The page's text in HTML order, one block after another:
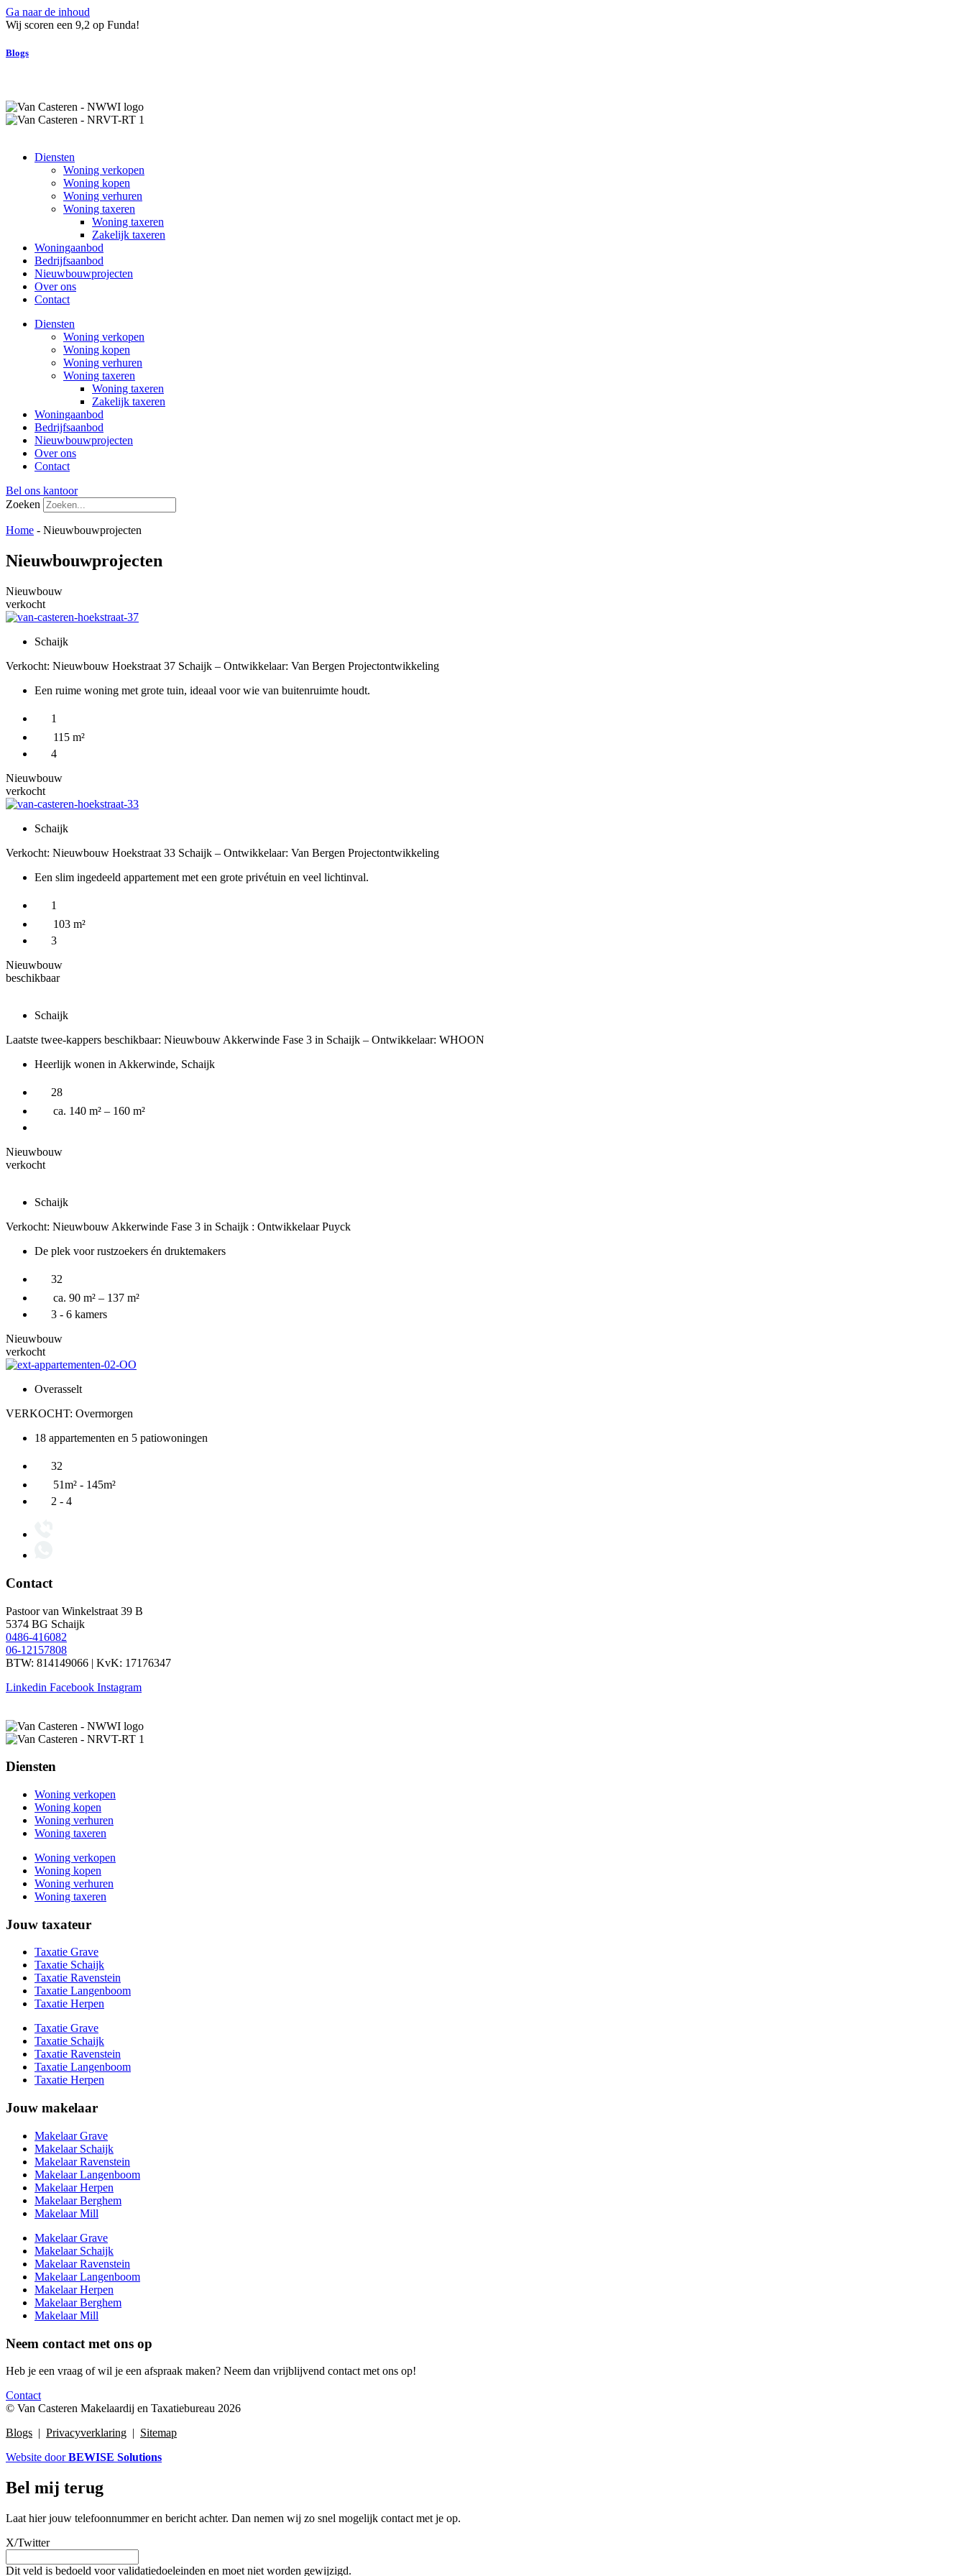
Ga naar de inhoud
Wij scoren een 9,2 op Funda!
Blogs
Diensten
Woning verkopen
Woning kopen
Woning verhuren
Woning taxeren
Woning taxeren
Zakelijk taxeren
Woningaanbod
Bedrijfsaanbod
Nieuwbouwprojecten
Over ons
Contact
Diensten
Woning verkopen
Woning kopen
Woning verhuren
Woning taxeren
Woning taxeren
Zakelijk taxeren
Woningaanbod
Bedrijfsaanbod
Nieuwbouwprojecten
Over ons
Contact
Bel ons kantoor
Zoeken
Home - Nieuwbouwprojecten
Nieuwbouwprojecten
Nieuwbouw
verkocht
Schaijk
Verkocht: Nieuwbouw Hoekstraat 37 Schaijk – Ontwikkelaar: Van Bergen Projectontwikkeling
Een ruime woning met grote tuin, ideaal voor wie van buitenruimte houdt.
1
115 m²
4
Nieuwbouw
verkocht
Schaijk
Verkocht: Nieuwbouw Hoekstraat 33 Schaijk – Ontwikkelaar: Van Bergen Projectontwikkeling
Een slim ingedeeld appartement met een grote privétuin en veel lichtinval.
1
103 m²
3
Nieuwbouw
beschikbaar
Schaijk
Laatste twee-kappers beschikbaar: Nieuwbouw Akkerwinde Fase 3 in Schaijk – Ontwikkelaar: WHOON
Heerlijk wonen in Akkerwinde, Schaijk
28
ca. 140 m² – 160 m²
Nieuwbouw
verkocht
Schaijk
Verkocht: Nieuwbouw Akkerwinde Fase 3 in Schaijk : Ontwikkelaar Puyck
De plek voor rustzoekers én druktemakers
32
ca. 90 m² – 137 m²
3 - 6 kamers
Nieuwbouw
verkocht
Overasselt
VERKOCHT: Overmorgen
18 appartementen en 5 patiowoningen
32
51m² - 145m²
2 - 4
Contact
Pastoor van Winkelstraat 39 B
5374 BG Schaijk
0486-416082
06-12157808
BTW: 814149066 | KvK: 17176347
Linkedin Facebook Instagram
Diensten
Woning verkopen
Woning kopen
Woning verhuren
Woning taxeren
Woning verkopen
Woning kopen
Woning verhuren
Woning taxeren
Jouw taxateur
Taxatie Grave
Taxatie Schaijk
Taxatie Ravenstein
Taxatie Langenboom
Taxatie Herpen
Taxatie Grave
Taxatie Schaijk
Taxatie Ravenstein
Taxatie Langenboom
Taxatie Herpen
Jouw makelaar
Makelaar Grave
Makelaar Schaijk
Makelaar Ravenstein
Makelaar Langenboom
Makelaar Herpen
Makelaar Berghem
Makelaar Mill
Makelaar Grave
Makelaar Schaijk
Makelaar Ravenstein
Makelaar Langenboom
Makelaar Herpen
Makelaar Berghem
Makelaar Mill
Neem contact met ons op
Heb je een vraag of wil je een afspraak maken? Neem dan vrijblijvend contact met ons op!
Contact
© Van Casteren Makelaardij en Taxatiebureau 2026
Blogs | Privacyverklaring | Sitemap
Website doorBEWISE Solutions
Bel mij terug
Laat hier jouw telefoonnummer en bericht achter. Dan nemen wij zo snel mogelijk contact met je op.
X/Twitter
Dit veld is bedoeld voor validatiedoeleinden en moet niet worden gewijzigd.